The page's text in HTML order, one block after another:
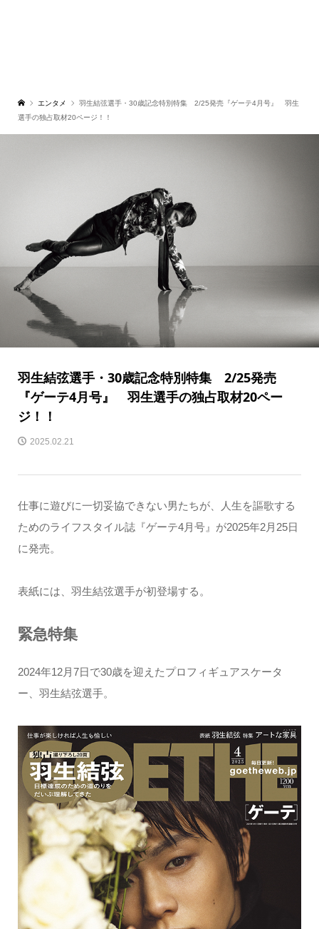
エンタメ
羽生結弦選手・30歳記念特別特集 2/25発売『ゲーテ4月号』 羽生
選手の独占取材20ページ！！
羽生結弦選手・30歳記念特別特集 2/25発売
『ゲーテ4月号』 羽生選手の独占取材20ペー
ジ！！
2025.02.21
仕事に遊びに一切妥協できない男たちが、人生を謳歌する
ためのライフスタイル誌『ゲーテ4月号』が2025年2月25日
に発売。
表紙には、羽生結弦選手が初登場する。
緊急特集
2024年12月7日で30歳を迎えたプロフィギュアスケータ
ー、羽生結弦選手。